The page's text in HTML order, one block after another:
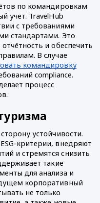
по командировкам
учёт. TravelHub
с требованиями
стандартами. Это
и обеспечить
В случае
командировку
compliance.
процесс
устойчивости.
критерии, внедряют
и стремятся снизить
такие
для анализа и
корпоративный
не только